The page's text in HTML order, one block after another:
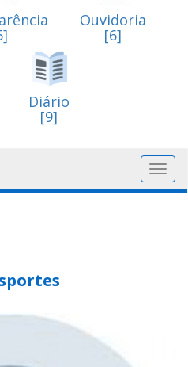
Ouvidoria
[6]
Diário
[9]